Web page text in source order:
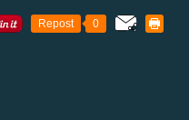
Repost 0